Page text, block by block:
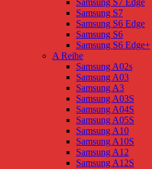
Samsung S7 Edge
Samsung S7
Samsung S6 Edge
Samsung S6
Samsung S6 Edge+
A Reihe
Samsung A02s
Samsung A03
Samsung A3
Samsung A03S
Samsung A04S
Samsung A05S
Samsung A10
Samsung A10S
Samsung A12
Samsung A12S